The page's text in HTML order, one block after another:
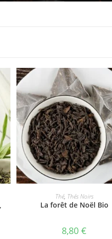
AJOUTER AU PANIER
Thé, Thés Noirs
La forêt de Noël Bio
8,80 €